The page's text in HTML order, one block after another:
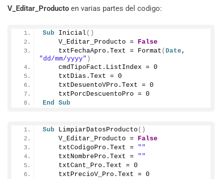
V_Editar_Producto en varias partes del codigo:
Sub Inicial ()
    V_Editar_Producto =
False
    txtFechaApro.
Text = Format ( Date
"dd/mm/yyyy" )
    cmdTipoFact.
ListIndex = 0
    txtDias.
Text = 0
    txtDesuentoVPro.
Text = 0
    txtPorcDescuentoPro =
0
End Sub
Sub LimpiarDatosProducto ()
    V_Editar_Producto =
False
    txtCodigoPro.
Text = ""
    txtNombrePro.
Text = ""
    txtCant_Pro.
Text = 0
    txtPrecioV_Pro.
Text = 0